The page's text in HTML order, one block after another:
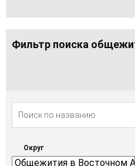
Фильтр поиска
Округ